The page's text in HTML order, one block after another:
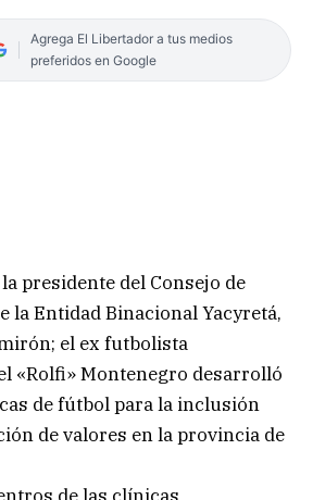
Agrega El Libertador a tus medios
preferidos en Google
presidente del Consejo de
la Entidad Binacional Yacyretá,
el ex futbolista
«Rolfi» Montenegro desarrolló
de fútbol para la inclusión
de valores en la provincia de